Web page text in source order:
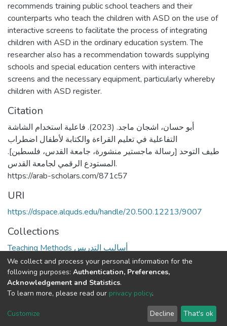
recommends training public school teachers and their
counterparts who teach the children with ASD on the use of
interactive screens to facilitate the process of integrating
children with ASD in the ordinary education system. The
researcher also has a recommendation towards supplying
schools and special education centers with interactive
screens and the necessary equipment, particularly whereby
children with ASD register.
Citation
أبو حسان، اشجان ماجد. (2023). فاعلية استخدام الشاشة
التفاعلية في تعليم القراءة والكتابة لأطفال اضطراب
طيف التوحد [رسالة ماجستير منشورة، جامعة القدس، فلسطين].
المستودع الرقمي لجامعة القدس.
https://arab-scholars.com/871c57
URI
https://dspace.alquds.edu/handle/20.500.12213/9007
Collections
Teaching Methods أساليب التدريس
Full item page
Cookie
End User
Agreement
Send
Feedback
We collect and process your personal information for the
following purposes: Authentication, Preferences,
Acknowledgement and Statistics.
To learn more, please read our privacy policy.
Customize Decline That's ok